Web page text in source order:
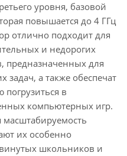
уровня, базовой
повышается до 4 ГГц
отлично подходит для
и недорогих
предназначенных для
а также обеспечат
в
компьютерных игр.
масштабируемость
их особенно
школьников и